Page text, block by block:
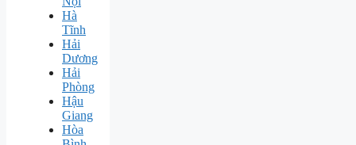
Hà
Tĩnh
Hải
Dương
Hải
Phòng
Hậu
Giang
Hòa